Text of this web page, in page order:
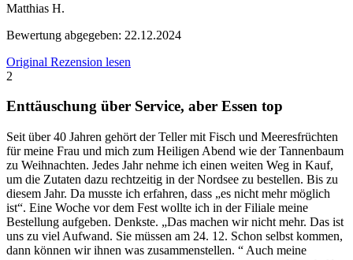
Matthias H.
Bewertung abgegeben: 22.12.2024
Original Rezension lesen
2
Enttäuschung über Service, aber Essen top
Seit über 40 Jahren gehört der Teller mit Fisch und Meeresfrüchten
für meine Frau und mich zum Heiligen Abend wie der Tannenbaum
zu Weihnachten. Jedes Jahr nehme ich einen weiten Weg in Kauf,
um die Zutaten dazu rechtzeitig in der Nordsee zu bestellen. Bis zu
diesem Jahr. Da musste ich erfahren, dass „es nicht mehr möglich
ist“. Eine Woche vor dem Fest wollte ich in der Filiale meine
Bestellung aufgeben. Denkste. „Das machen wir nicht mehr. Das ist
uns zu viel Aufwand. Sie müssen am 24. 12. Schon selbst kommen,
dann können wir ihnen was zusammenstellen. “ Auch meine